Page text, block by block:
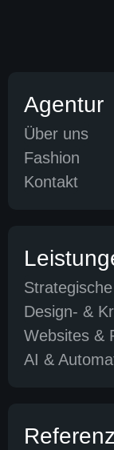
Agentur
Über uns
Fashion
Kontakt
Design- &
Websites &
AI &